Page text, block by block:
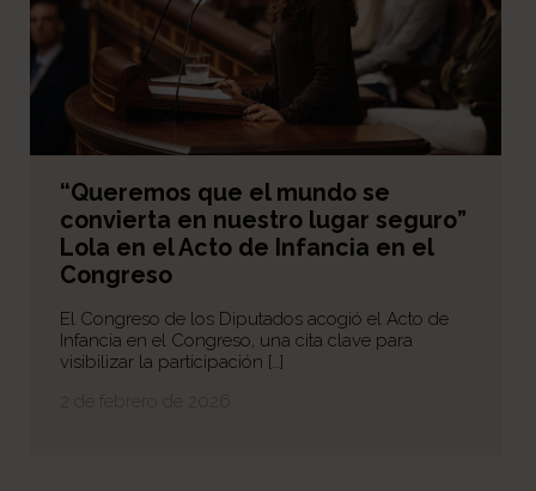
“Queremos que el mundo se
convierta en nuestro lugar seguro”
Lola en el Acto de Infancia en el
Congreso
El Congreso de los Diputados acogió el Acto de
Infancia en el Congreso, una cita clave para
visibilizar la participación […]